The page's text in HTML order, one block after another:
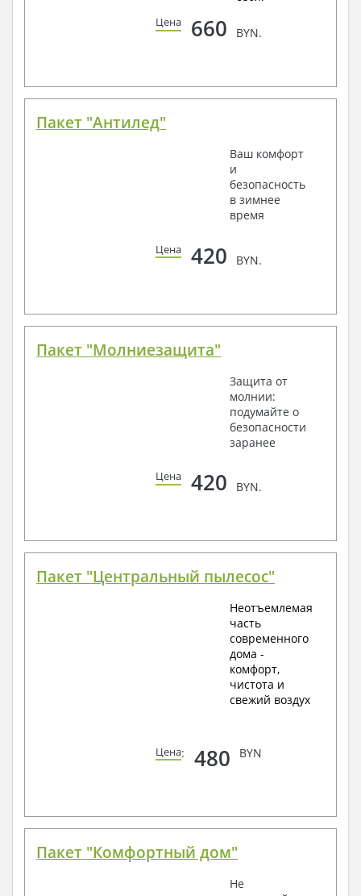
Цена 660 BYN.
Пакет "Антилед"
Ваш комфорт
и
безопасность
в зимнее
время
Цена 420 BYN.
Пакет "Молниезащита"
Защита от
молнии:
подумайте о
безопасности
заранее
Цена 420 BYN.
Пакет "Центральный пылесос"
Неотъемлемая
часть
современного
дома -
комфорт,
чистота и
свежий воздух
Цена: 480 BYN
Пакет "Комфортный дом"
Не